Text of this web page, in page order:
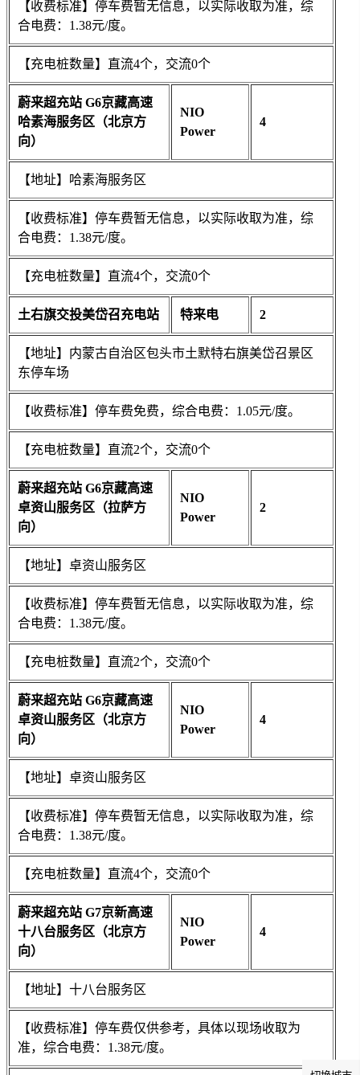
【收费标准】停车费暂无信息，以实际收取为准，综
合电费：1.38元/度。
【充电桩数量】直流4个，交流0个
蔚来超充站 G6京藏高速
哈素海服务区（北京方
向）
NIO
Power
4
【地址】哈素海服务区
【收费标准】停车费暂无信息，以实际收取为准，综
合电费：1.38元/度。
【充电桩数量】直流4个，交流0个
土右旗交投美岱召充电站 特来电 2
【地址】内蒙古自治区包头市土默特右旗美岱召景区
东停车场
【收费标准】停车费免费，综合电费：1.05元/度。
【充电桩数量】直流2个，交流0个
蔚来超充站 G6京藏高速
卓资山服务区（拉萨方
向）
NIO
Power
2
【地址】卓资山服务区
【收费标准】停车费暂无信息，以实际收取为准，综
合电费：1.38元/度。
【充电桩数量】直流2个，交流0个
蔚来超充站 G6京藏高速
卓资山服务区（北京方
向）
NIO
Power
4
【地址】卓资山服务区
【收费标准】停车费暂无信息，以实际收取为准，综
合电费：1.38元/度。
【充电桩数量】直流4个，交流0个
蔚来超充站 G7京新高速
十八台服务区（北京方
向）
NIO
Power
4
【地址】十八台服务区
【收费标准】停车费仅供参考，具体以现场收取为
准，综合电费：1.38元/度。